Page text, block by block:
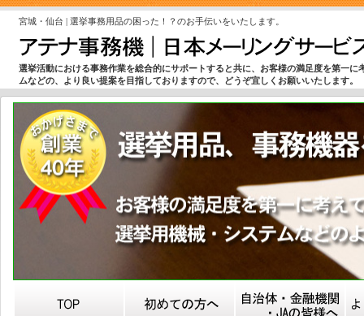
宮城・仙台 | 選挙事務用品の困った！？のお手伝いをいたします。
選挙活動における事務作業を総合的にサポートすると共に、お客様の満足度を第一に
ムなどの、より良い提案を目指しておりますので、どうぞ宜しくお願いいたします。